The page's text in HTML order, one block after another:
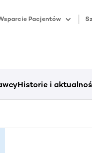
Pacjentów
Historie i